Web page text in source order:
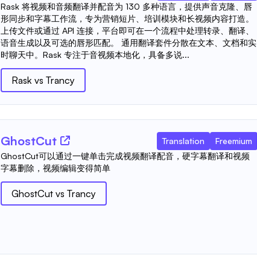
Rask 将视频和音频翻译并配音为 130 多种语言，提供声音克隆、唇
形同步和字幕工作流，专为营销短片、培训模块和长视频内容打造。
上传文件或通过 API 连接，平台即可在一个流程中处理转录、翻译、
语音生成以及可选的唇形匹配。 通用翻译套件分散在文本、文档和实
时聊天中。Rask 专注于音视频本地化，具备多说...
Rask vs Trancy
GhostCut Translation
Freemium
GhostCut可以通过一键单击完成视频翻译配音，硬字幕翻译和视频
字幕删除，视频编辑变得简单
GhostCut vs Trancy